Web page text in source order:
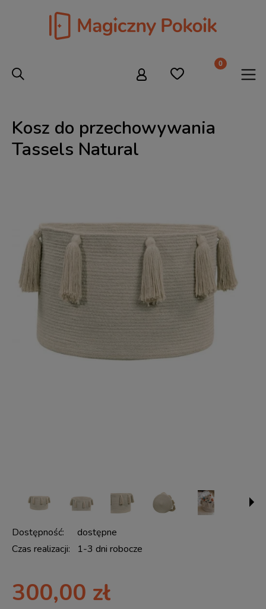
Kosz do przechowywania
Tassels Natural
Dostępność:
dostępne
Czas realizacji:
1-3 dni robocze
300,00 zł